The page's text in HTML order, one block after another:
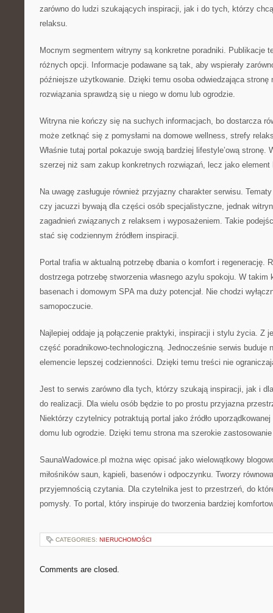
zarówno do ludzi szukających inspiracji, jak i do tych, którzy
relaksu.
Mocnym segmentem witryny są konkretne poradniki. Publikacje
różnych opcji. Informacje podawane są tak, aby wspierały
późniejsze użytkowanie. Dzięki temu osoba odwiedzająca stronę
rozwiązania sprawdzą się u niego w domu lub ogrodzie.
Witryna nie kończy się na suchych informacjach, bo dostarcza
może zetknąć się z pomysłami na domowe wellness, strefy
Właśnie tutaj portal pokazuje swoją bardziej lifestyle’ową stronę.
szerzej niż sam zakup konkretnych rozwiązań, lecz jako
Na uwagę zasługuje również przyjazny charakter serwisu.
czy jacuzzi bywają dla części osób specjalistyczne, jednak
zagadnień związanych z relaksem i wyposażeniem. Takie
stać się codziennym źródłem inspiracji.
Portal trafia w aktualną potrzebę dbania o komfort i regenerację.
dostrzega potrzebę stworzenia własnego azylu spokoju. W
basenach i domowym SPA ma duży potencjał. Nie chodzi
samopoczucie.
Najlepiej oddaje ją połączenie praktyki, inspiracji i stylu życia. Z
część poradnikowo-technologiczną. Jednocześnie serwis buduje
elemencie lepszej codzienności. Dzięki temu treści nie
Jest to serwis zarówno dla tych, którzy szukają inspiracji, jak i
do realizacji. Dla wielu osób będzie to po prostu przyjazna
Niektórzy czytelnicy potraktują portal jako źródło
domu lub ogrodzie. Dzięki temu strona ma szerokie zastosowanie
SaunaWadowice.pl można więc opisać jako wielowątkowy
miłośników saun, kąpieli, basenów i odpoczynku. Tworzy
przyjemnością czytania. Dla czytelnika jest to przestrzeń, do
pomysły. To portal, który inspiruje do tworzenia bardziej
CATEGORIES: NIERUCHOMOŚCI
Comments are closed.